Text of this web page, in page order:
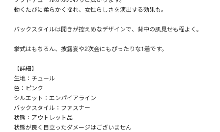
動くたびに柔らかく揺れ、女性らしさを演出する効果も。
バックスタイルは開きが控えめなデザインで、背中の肌見せも程よく。
挙式はもちろん、披露宴や2次会にもぴったりな1着です。
【詳細】
生地：チュール
色：ピンク
シルエット：エンパイアライン
バックスタイル：ファスナー
状態：アウトレット品
状態が良く目立ったダメージはございません